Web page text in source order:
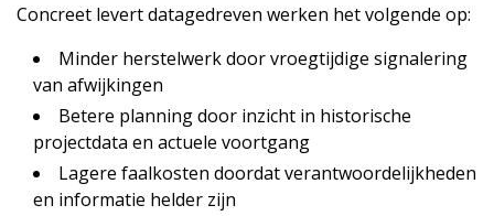
Concreet levert datagedreven werken het volgende op:
Minder herstelwerk door vroegtijdige signalering
van afwijkingen
Betere planning door inzicht in historische
projectdata en actuele voortgang
Lagere faalkosten doordat verantwoordelijkheden
en informatie helder zijn